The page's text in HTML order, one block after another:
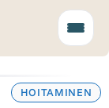
HOITAMINEN